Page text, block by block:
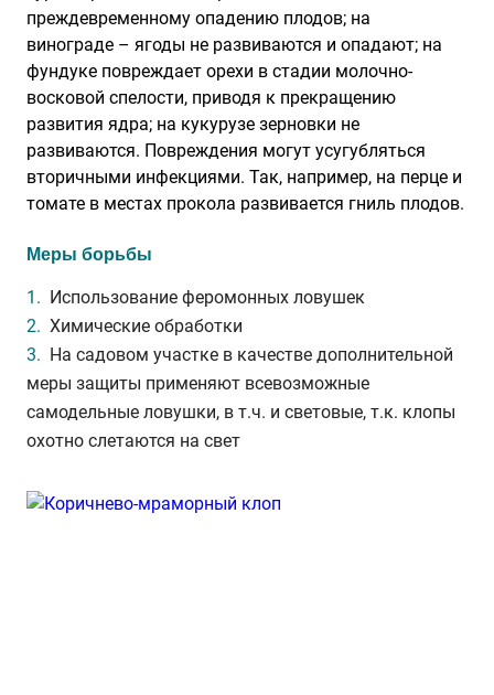
преждевременному опадению плодов; на
винограде – ягоды не развиваются и опадают; на
фундуке повреждает орехи в стадии молочно-
восковой спелости, приводя к прекращению
развития ядра; на кукурузе зерновки не
развиваются. Повреждения могут усугубляться
вторичными инфекциями. Так, например, на перце и
томате в местах прокола развивается гниль плодов.
Меры борьбы
Использование феромонных ловушек
Химические обработки
На садовом участке в качестве дополнительной
меры защиты применяют всевозможные
самодельные ловушки, в т.ч. и световые, т.к. клопы
охотно слетаются на свет